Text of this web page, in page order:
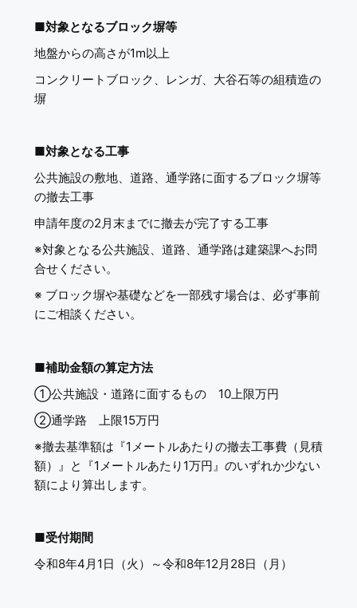
■対象となるブロック塀等
地盤からの高さが1m以上
コンクリートブロック、レンガ、大谷石等の組積造の
塀
■対象となる工事
公共施設の敷地、道路、通学路に面するブロック塀等
の撤去工事
申請年度の2月末までに撤去が完了する工事
※対象となる公共施設、道路、通学路は建築課へお問
合せください。
※ ブロック塀や基礎などを一部残す場合は、必ず事前
にご相談ください。
■補助金額の算定方法
①公共施設・道路に面するもの 10上限万円
②通学路 上限15万円
※撤去基準額は『1メートルあたりの撤去工事費（見積
額）』と『1メートルあたり1万円』のいずれか少ない
額により算出します。
■受付期間
令和8年4月1日（火）～令和8年12月28日（月）